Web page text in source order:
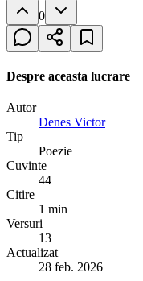
0
Despre aceasta lucrare
Autor
Denes Victor
Tip
Poezie
Cuvinte
44
Citire
1 min
Versuri
13
Actualizat
28 feb. 2026